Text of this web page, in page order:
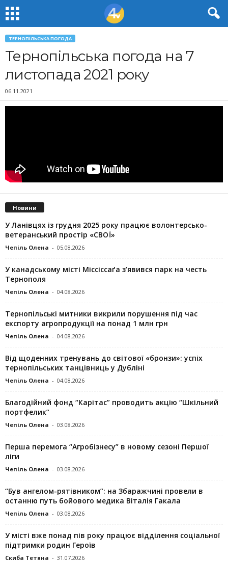
ТЕРНОПІЛЬСЬКА ПОГОДА
Тернопільська погода на 7
листопада 2021 року
06.11.2021
Новини
У Ланівцях із грудня 2025 року працює волонтерсько-
ветеранський простір «СВОЇ»
Чепіль Олена - 05.08.2026
У канадському місті Міссіссаґа з’явився парк на честь
Тернополя
Чепіль Олена - 04.08.2026
Тернопільські митники викрили порушення під час
експорту агропродукції на понад 1 млн грн
Чепіль Олена - 04.08.2026
Від щоденних тренувань до світової «бронзи»: успіх
тернопільських танцівниць у Дубліні
Чепіль Олена - 04.08.2026
Благодійний фонд “Карітас” проводить акцію “Шкільний
портфелик”
Чепіль Олена - 03.08.2026
Перша перемога “Агробізнесу” в новому сезоні Першої
ліги
Чепіль Олена - 03.08.2026
“Був ангелом-рятівником”: на Збаражчині провели в
останню путь бойового медика Віталія Гакала
Чепіль Олена - 03.08.2026
У місті вже понад пів року працює відділення соціальної
підтримки родин Героїв
Скиба Тетяна - 31.07.2026